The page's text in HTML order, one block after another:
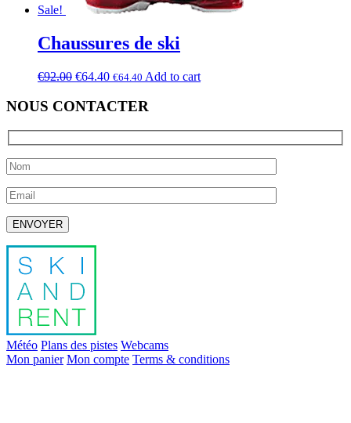
Sale!
Chaussures de ski
€92.00 €64.40 €64.40 Add to cart
NOUS CONTACTER
Laissez ce champ vide.
Météo Plans des pistes Webcams
Mon panier Mon compte Terms & conditions